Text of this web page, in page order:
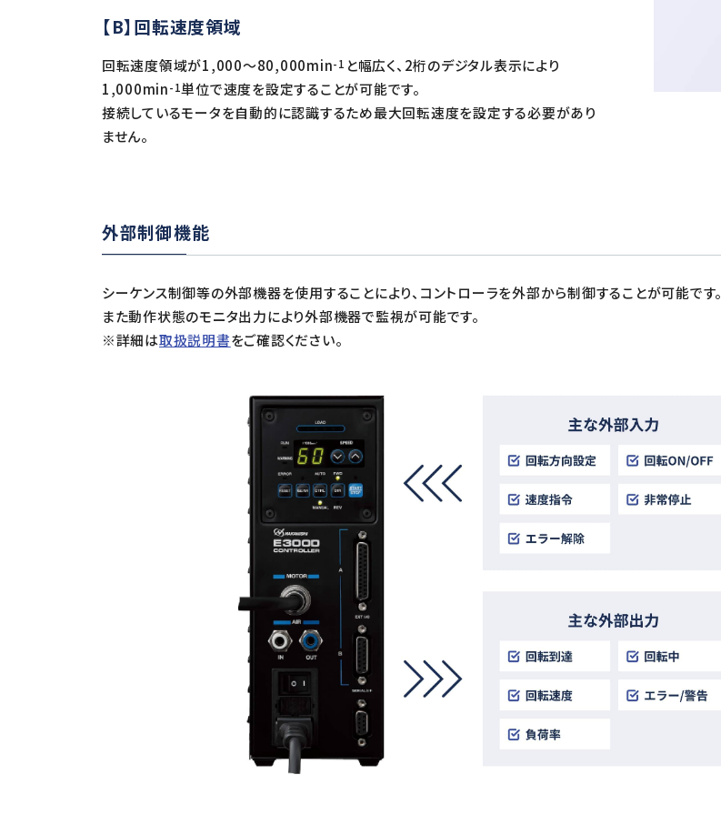
【B】回転速度領域
回転速度領域が1,000〜80,000min-1 と幅広く、2桁のデジタル表示により
1,000min-1単位で速度を設定することが可能です。
接続しているモータを自動的に認識するため最大回転速度を設定する必要があり
ません。
外部制御機能
シーケンス制御等の外部機器を使用することにより、コントローラを外部から制御することが可能です。
また動作状態のモニタ出力により外部機器で監視が可能です。
※詳細は取扱説明書をご確認ください。